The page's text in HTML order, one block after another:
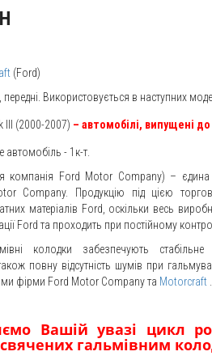
(Ford)
передні. Використовується в наступних
III (2000-2007) – автомобілі, випущені до
автомобіль - 1к-т.
компанія Ford Motor Company) – єдина
Company. Продукцію під цією
матеріалів Ford, оскільки весь
Ford та проходить при постійному
колодки забезпечують
повну відсутність шумів при
фірми Ford Motor Company та Motorcraft
Вашій увазі цикл
гальмівним